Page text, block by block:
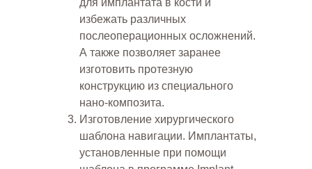
для имплантата в кости и
избежать различных
послеоперационных осложнений.
А также позволяет заранее
изготовить протезную
конструкцию из специального
нано-композита.
Изготовление хирургического
шаблона навигации. Имплантаты,
установленные при помощи